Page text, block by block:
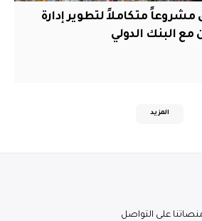
مشروعاً متكاملاً لتطوير إدارة
مع البنك الدولي
المزيد
على التواصل